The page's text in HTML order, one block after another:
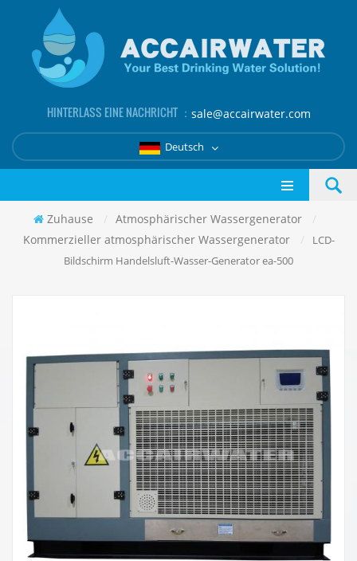
HINTERLASS EINE NACHRICHT ： sale@accairwater.com
Deutsch
Zuhause / Atmosphärischer Wassergenerator
/
Kommerzieller atmosphärischer Wassergenerator
/
LCD-
Bildschirm Handelsluft-Wasser-Generator ea-500